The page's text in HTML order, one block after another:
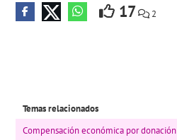
17 2
Temas relacionados
Compensación económica por donación